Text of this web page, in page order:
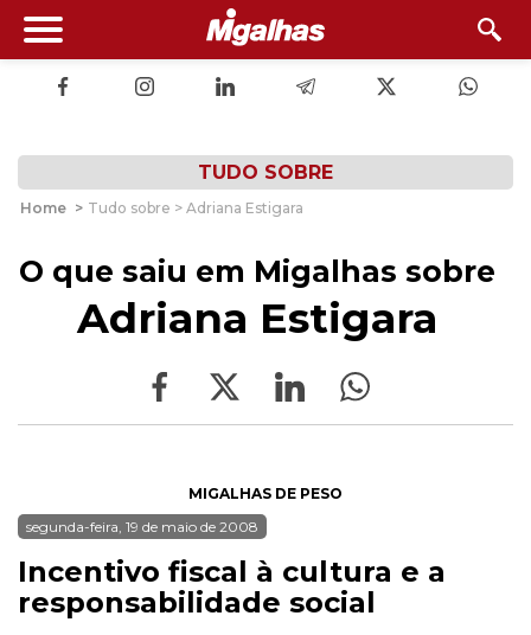
TUDO SOBRE
Home > Tudo sobre > Adriana Estigara
O que saiu em Migalhas sobre
Adriana Estigara
MIGALHAS DE PESO
segunda-feira, 19 de maio de 2008
Incentivo fiscal à cultura e a
responsabilidade social